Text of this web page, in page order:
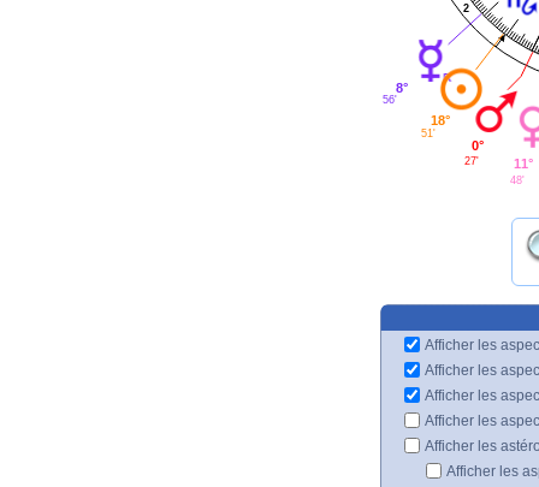
2
8°
56'
18°
51'
0°
27' 11°
48'
Afficher les
Afficher les
Afficher les
Afficher les
Afficher les
Afficher les